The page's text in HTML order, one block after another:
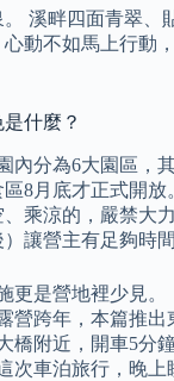
溪畔四面青翠
動不如馬上行
什麼？
內分為6大園區
8月底才正式開
乘涼的，嚴禁大
讓營主有足夠時
更是營地裡少見。
跨年，本篇推
附近，開車5分
車泊旅行，晚上